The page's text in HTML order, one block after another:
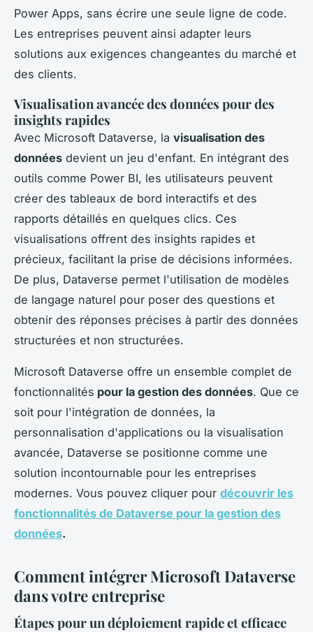
Power Apps, sans écrire une seule ligne de code.
Les entreprises peuvent ainsi adapter leurs
solutions aux exigences changeantes du marché et
des clients.
Visualisation avancée des données pour des
insights rapides
Avec Microsoft Dataverse, la visualisation des
données devient un jeu d'enfant. En intégrant des
outils comme Power BI, les utilisateurs peuvent
créer des tableaux de bord interactifs et des
rapports détaillés en quelques clics. Ces
visualisations offrent des insights rapides et
précieux, facilitant la prise de décisions informées.
De plus, Dataverse permet l'utilisation de modèles
de langage naturel pour poser des questions et
obtenir des réponses précises à partir des données
structurées et non structurées.
Microsoft Dataverse offre un ensemble complet de
fonctionnalités pour la gestion des données. Que ce
soit pour l'intégration de données, la
personnalisation d'applications ou la visualisation
avancée, Dataverse se positionne comme une
solution incontournable pour les entreprises
modernes. Vous pouvez cliquer pour découvrir les
fonctionnalités de Dataverse pour la gestion des
données.
Comment intégrer Microsoft Dataverse
dans votre entreprise
Étapes pour un déploiement rapide et efficace